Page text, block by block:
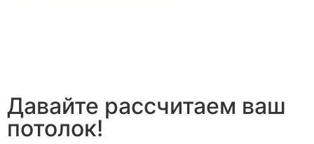
Давайте рассчитаем ваш
потолок!